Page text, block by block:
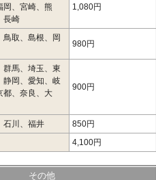
岡、宮崎、熊
長崎
1,080円
鳥取、島根、岡
980円
群馬、埼玉、東
静岡、愛知、岐
都、奈良、大
900円
石川、福井
850円
4,100円
その他